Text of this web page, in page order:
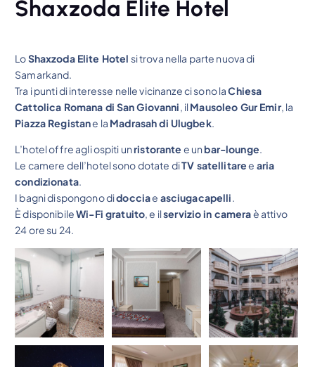
Shaxzoda Elite Hotel
LoShaxzoda Elite Hotel si trova nella parte nuova di
Samarkand.
Tra i punti di interesse nelle vicinanze ci sono laChiesa
Cattolica Romana di San Giovanni, ilMausoleo Gur Emir, la
Piazza Registane la Madrasah di Ulugbek.
L’hotel offre agli ospiti unristorante e unbar-lounge.
Le camere dell’hotel sono dotate diTV satellitaree aria
condizionata.
I bagni dispongono didocciae asciugacapelli.
È disponibileWi-Fi gratuito, e ilservizio in cameraè attivo
24 ore su 24.